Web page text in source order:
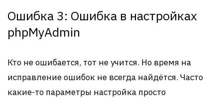
Ошибка 3: Ошибка в настройках
phpMyAdmin
Кто не ошибается, тот не учится. Но время на
исправление ошибок не всегда найдётся. Часто
какие-то параметры настройка просто